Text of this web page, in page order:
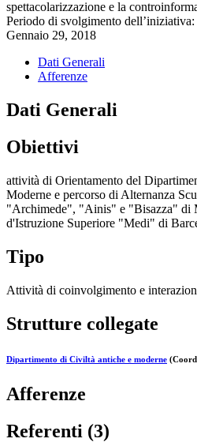
spettacolarizzazione e la
Periodo di svolgimento dell’iniziativa:
Gennaio 29, 2018
Dati Generali
Afferenze
Dati Generali
Obiettivi
attività di Orientamento del
Moderne e percorso di Alternanza
"Archimede", "Ainis" e "Bisazza" di
d'Istruzione Superiore "Medi" di
Tipo
Attività di coinvolgimento e
Strutture collegate
Dipartimento di Civiltà antiche e moderne
Afferenze
Referenti (3)